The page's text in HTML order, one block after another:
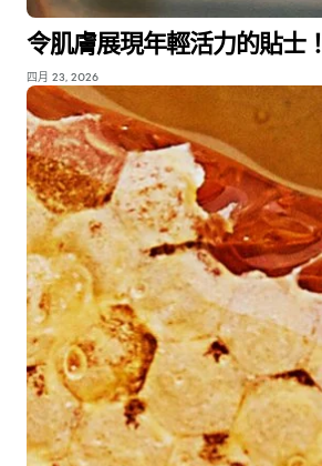
令肌膚展現年輕活力的貼士！
四月 23, 2026